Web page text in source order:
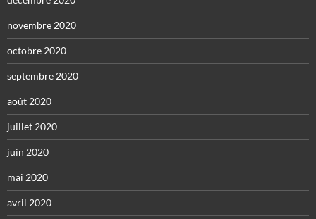
novembre 2020
octobre 2020
septembre 2020
août 2020
juillet 2020
juin 2020
mai 2020
avril 2020